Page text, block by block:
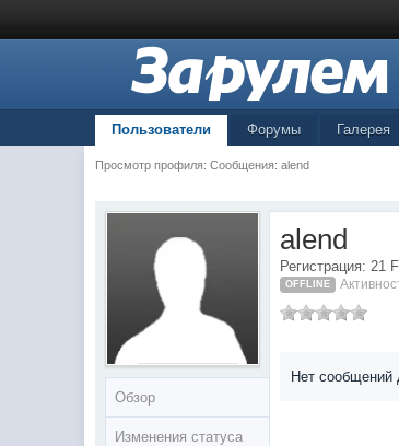
Пользователи Форумы Галерея
Просмотр профиля: Сообщения: alend
Обзор
Изменения статуса
alend
Регистрация: 21
OFFLINE
Нет сообщений